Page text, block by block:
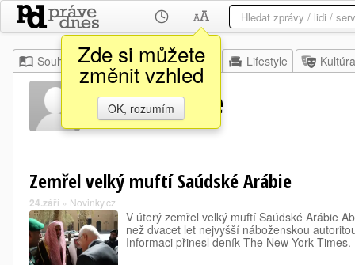
Zde si můžete
změnit vzhled
OK, rozumím
Souhrn Moje Z domova Lifestyle Kultúra
Azíz Abdale
Zemřel velký muftí Saúdské Arábie
24.září » Novinky.cz
V úterý zemřel velký muftí Saúdské Arábie
než dvacet let nejvyšší náboženskou
Informaci přinesl deník The New York Times.